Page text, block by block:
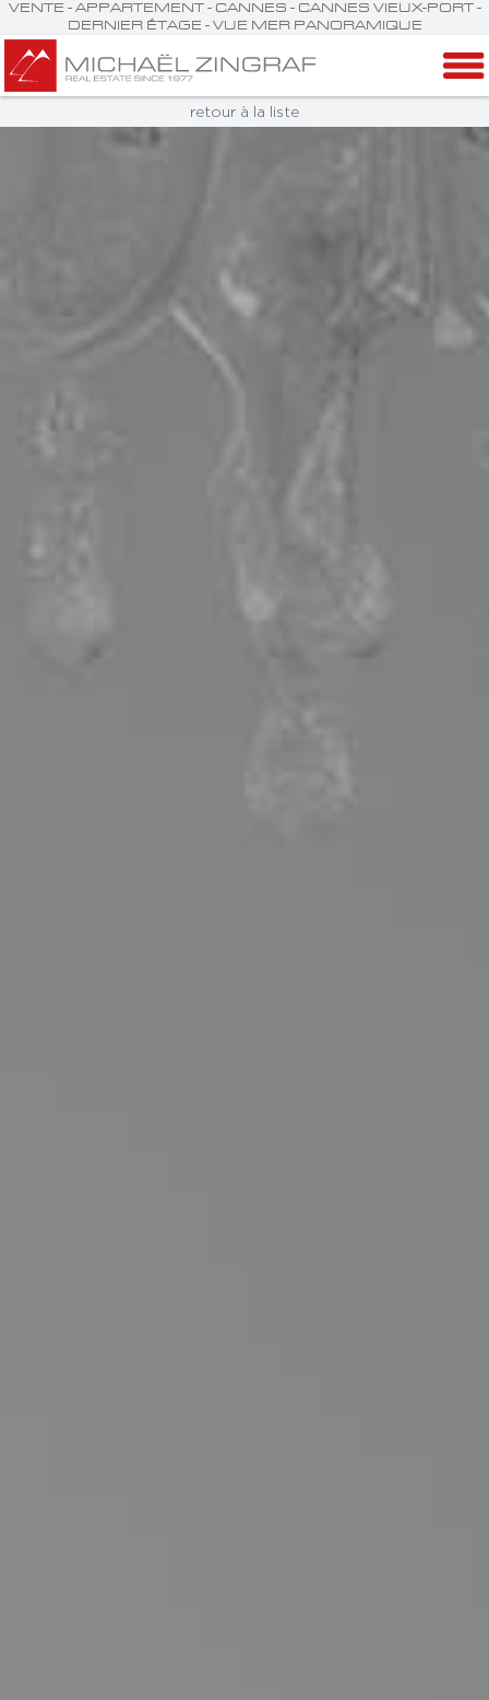
VENTE - APPARTEMENT - CANNES - CANNES VIEUX-PORT -
DERNIER ÉTAGE - VUE MER PANORAMIQUE
retour à la liste